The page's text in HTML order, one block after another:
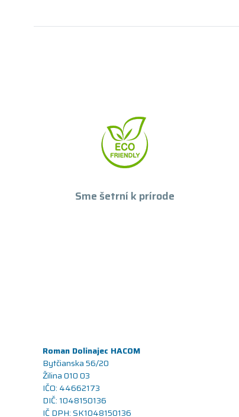
Sme šetrní k prírode
Roman Dolinajec HACOM
Bytčianska 56/20
Žilina 010 03
IČO: 44662173
DIČ: 1048150136
IČ DPH: SK1048150136